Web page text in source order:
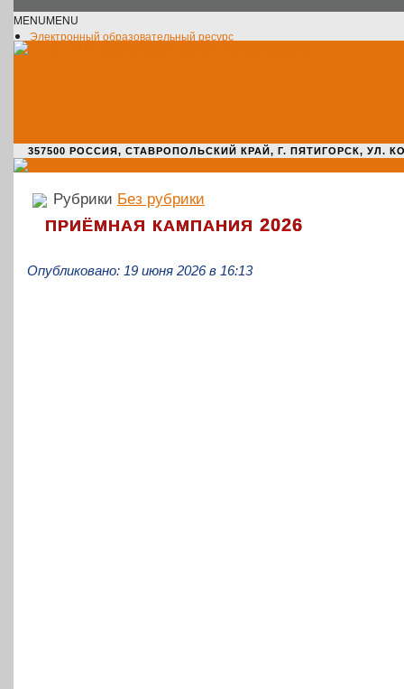
MENUMENU
Электронный образовательный ресурс
357500 РОССИЯ, СТАВРОПОЛЬСКИЙ КРАЙ, Г. ПЯТИГОРСК, УЛ.
Рубрики Без рубрики
ПРИЁМНАЯ КАМПАНИЯ 2026
Опубликовано: 19 июня 2026 в 16:13